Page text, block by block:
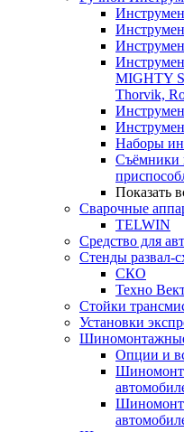
MIGHTY
Thorvik,
Наборы
Съёмники
Показать
Сварочные
TELWIN
Средство для
Стенды развал-
СКО
Техно
Стойки
Установки
Опции и